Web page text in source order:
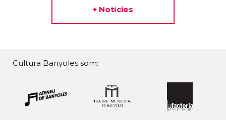
+ Notícies
Cultura Banyoles som: